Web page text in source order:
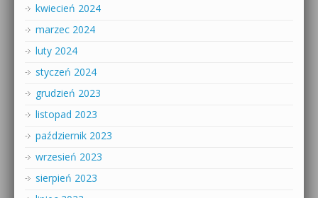
kwiecień 2024
marzec 2024
luty 2024
styczeń 2024
grudzień 2023
listopad 2023
październik 2023
wrzesień 2023
sierpień 2023